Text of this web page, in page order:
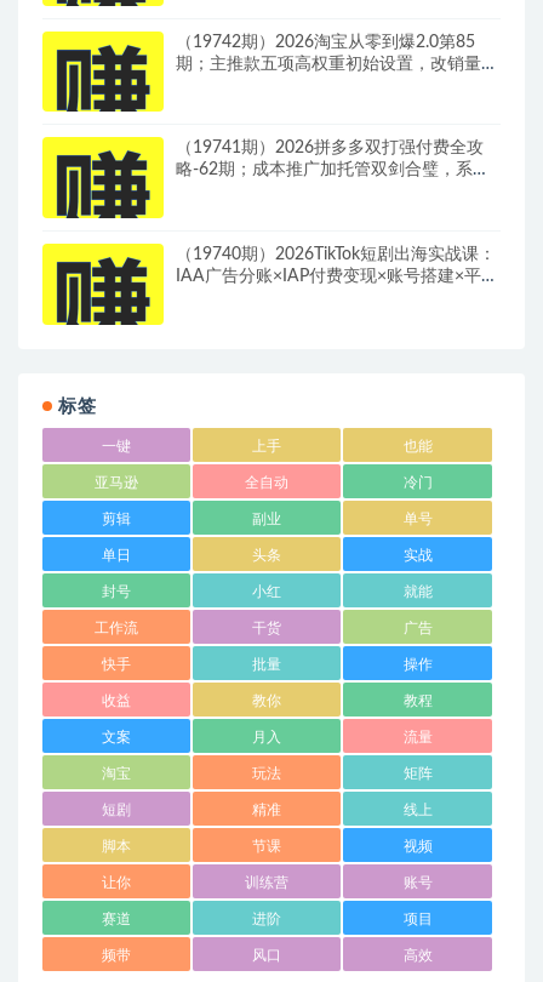
（19742期）2026淘宝从零到爆2.0第85
期；主推款五项高权重初始设置，改销量评
（19741期）2026拼多多双打强付费全攻
略-62期；成本推广加托管双剑合璧，系统
（19740期）2026TikTok短剧出海实战课：
IAA广告分账×IAP付费变现×账号搭建×平台
标签
一键 上手 也能
亚马逊 全自动 冷门
剪辑 副业 单号
单日 头条 实战
封号 小红 就能
工作流 干货 广告
快手 批量 操作
收益 教你 教程
文案 月入 流量
淘宝 玩法 矩阵
短剧 精准 线上
脚本 节课 视频
让你 训练营 账号
赛道 进阶 项目
频带 风口 高效